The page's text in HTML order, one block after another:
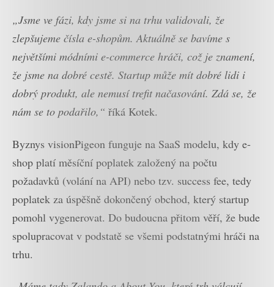
„Jsme ve fázi, kdy jsme si na trhu validovali, že
zlepšujeme čísla e-shopům. Aktuálně se bavíme s
největšími módními e-commerce hráči, což je znamení,
že jsme na dobré cestě. Startup může mít dobré lidi i
dobrý produkt, ale nemusí trefit načasování. Zdá se, že
nám se to podařilo,“ říká Kotek.
Byznys visionPigeon funguje na SaaS modelu, kdy e-
shop platí měsíční poplatek založený na počtu
požadavků (volání na API) nebo tzv. success fee, tedy
poplatek za úspěšně dokončený obchod, který startup
pomohl vygenerovat. Do budoucna přitom věří, že bude
spolupracovat v podstatě se všemi podstatnými hráči na
trhu.